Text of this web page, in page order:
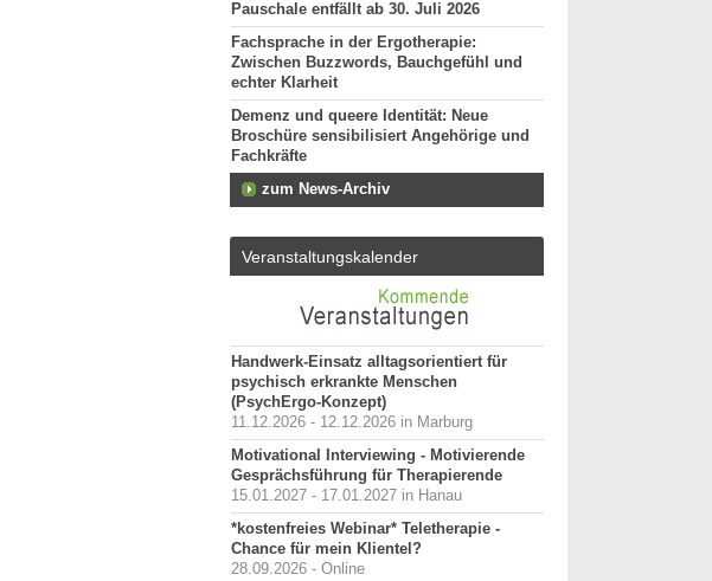
Pauschale entfällt ab 30. Juli 2026
Fachsprache in der Ergotherapie:
Zwischen Buzzwords, Bauchgefühl und
echter Klarheit
Demenz und queere Identität: Neue
Broschüre sensibilisiert Angehörige und
Fachkräfte
zum News-Archiv
Veranstaltungskalender
Handwerk-Einsatz alltagsorientiert für
psychisch erkrankte Menschen
(PsychErgo-Konzept)
11.12.2026 - 12.12.2026 in Marburg
Motivational Interviewing - Motivierende
Gesprächsführung für Therapierende
15.01.2027 - 17.01.2027 in Hanau
*kostenfreies Webinar* Teletherapie -
Chance für mein Klientel?
28.09.2026 - Online